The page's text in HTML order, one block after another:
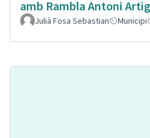
amb Rambla Antoni
Julià Fosa Sebastian Municipi